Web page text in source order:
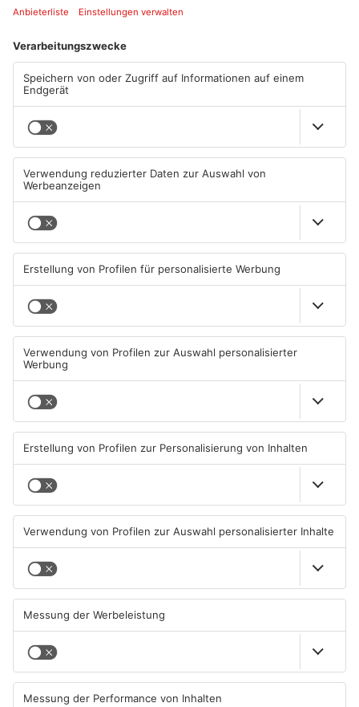
Mehr aus
Primaveraland
Diese Maislabyrinthe im
Primaveraland haben schon
geöffnet
08.08.2026, 09:45 UHR IN
PRIMAVERALAND
Ferienende: ADAC erwartet
Stau-Wochenende im
Primaveraland
PRIMAVERALAND
TOPNEWS
Beobachtungsflüge im
Primaveraland wegen
08.08.2026, 09:33 UHR IN
PRIMAVERALAND
Aschaffenburg und
07.08.2026, 09:25 UHR IN